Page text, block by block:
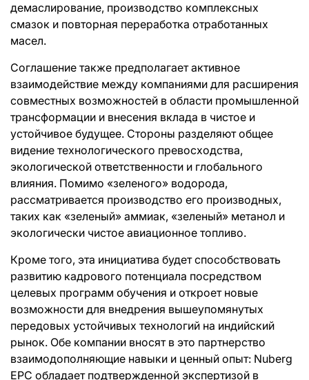
демаслирование, производство комплексных
смазок и повторная переработка отработанных
масел.
Соглашение также предполагает активное
взаимодействие между компаниями для расширения
совместных возможностей в области промышленной
трансформации и внесения вклада в чистое и
устойчивое будущее. Стороны разделяют общее
видение технологического превосходства,
экологической ответственности и глобального
влияния. Помимо «зеленого» водорода,
рассматривается производство его производных,
таких как «зеленый» аммиак, «зеленый» метанол и
экологически чистое авиационное топливо.
Кроме того, эта инициатива будет способствовать
развитию кадрового потенциала посредством
целевых программ обучения и откроет новые
возможности для внедрения вышеупомянутых
передовых устойчивых технологий на индийский
рынок. Обе компании вносят в это партнерство
взаимодополняющие навыки и ценный опыт: Nuberg
EPC обладает подтвержденной экспертизой в